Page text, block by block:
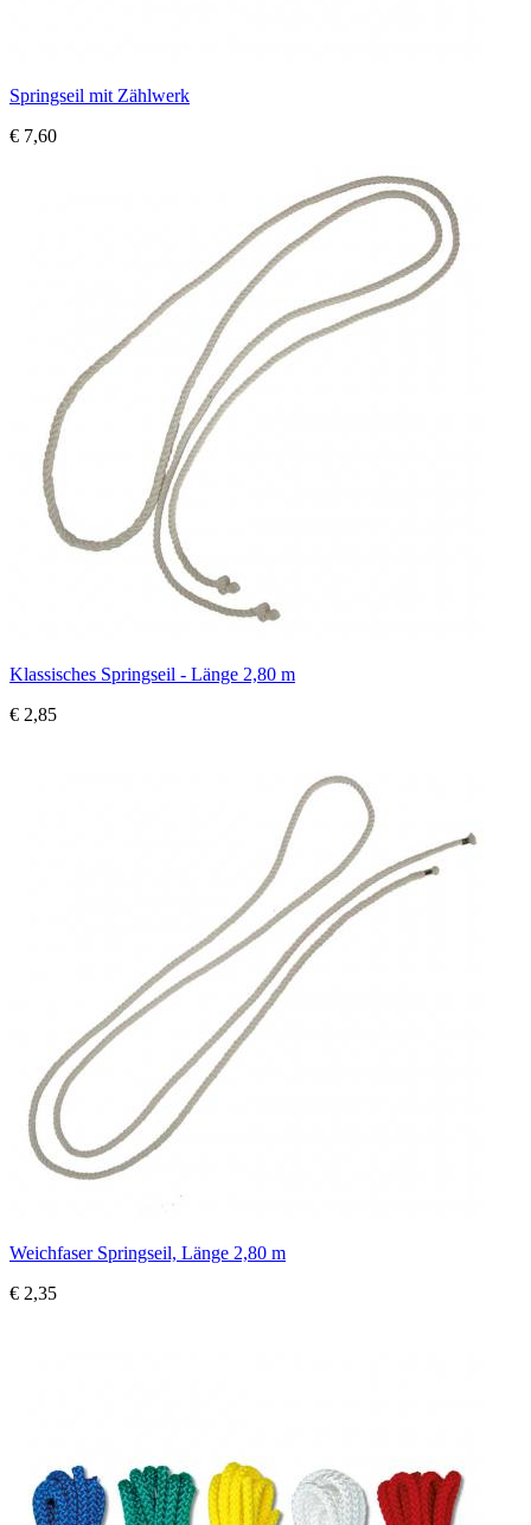
Springseil mit Zählwerk
€ 7,60
Klassisches Springseil - Länge 2,80 m
€ 2,85
Weichfaser Springseil, Länge 2,80 m
€ 2,35